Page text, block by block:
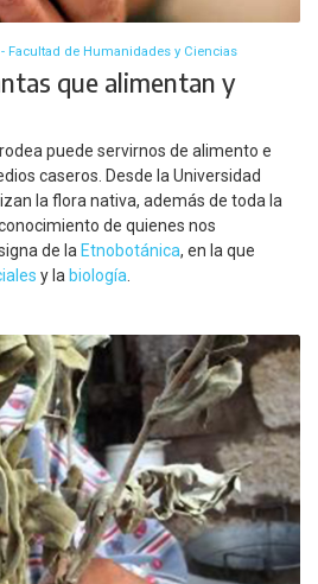
Facultad de Humanidades y Ciencias
que alimentan y
puede servirnos de alimento e
caseros. Desde la Universidad
la flora nativa, además de toda la
de quienes nos
de la Etnobotánica, en la que
y la biología.